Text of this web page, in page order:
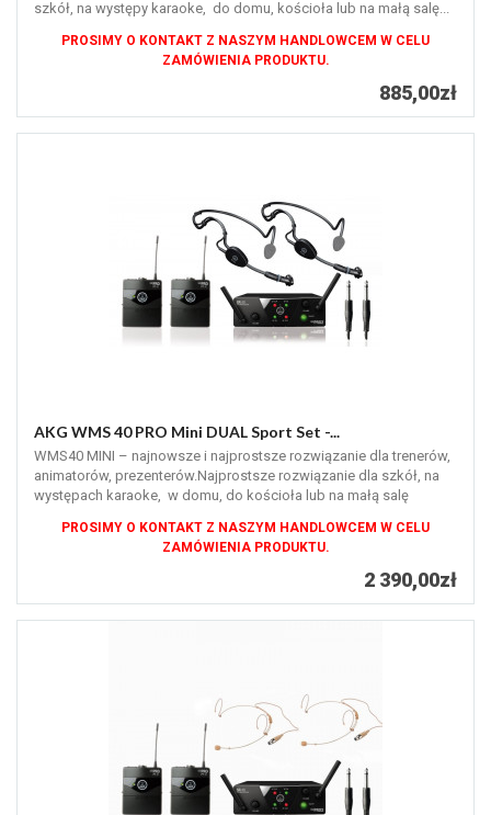
szkół, na występy karaoke, do domu, kościoła lub na małą salę...
PROSIMY O KONTAKT Z NASZYM HANDLOWCEM W CELU
ZAMÓWIENIA PRODUKTU.
885,00zł
AKG WMS 40 PRO Mini DUAL Sport Set -...
WMS40 MINI – najnowsze i najprostsze rozwiązanie dla trenerów,
animatorów, prezenterów.Najprostsze rozwiązanie dla szkół, na
występach karaoke, w domu, do kościoła lub na małą salę
PROSIMY O KONTAKT Z NASZYM HANDLOWCEM W CELU
ZAMÓWIENIA PRODUKTU.
2 390,00zł